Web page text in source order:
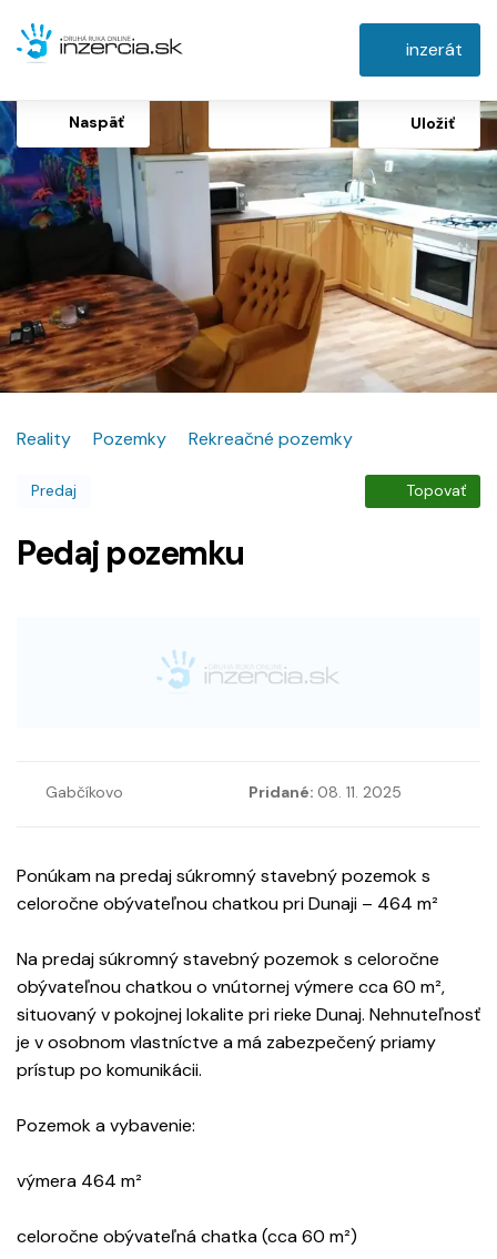
inzerát
Naspäť Uložiť
Reality Pozemky Rekreačné pozemky
Predaj Topovať
Pedaj pozemku
Gabčíkovo Pridané: 08. 11. 2025
Ponúkam na predaj súkromný stavebný pozemok s
celoročne obývateľnou chatkou pri Dunaji – 464 m²
Na predaj súkromný stavebný pozemok s celoročne
obývateľnou chatkou o vnútornej výmere cca 60 m²,
situovaný v pokojnej lokalite pri rieke Dunaj. Nehnuteľnosť
je v osobnom vlastníctve a má zabezpečený priamy
prístup po komunikácii.
Pozemok a vybavenie:
výmera 464 m²
celoročne obývateľná chatka (cca 60 m²)